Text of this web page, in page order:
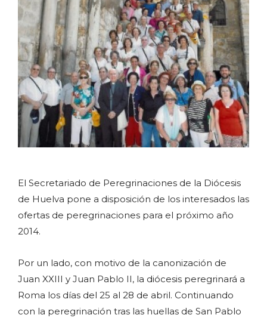
El Secretariado de Peregrinaciones de la Diócesis
de Huelva pone a disposición de los interesados las
ofertas de peregrinaciones para el próximo año
2014.
Por un lado, con motivo de la canonización de
Juan XXIII y Juan Pablo II, la diócesis peregrinará a
Roma los días del 25 al 28 de abril. Continuando
con la peregrinación tras las huellas de San Pablo